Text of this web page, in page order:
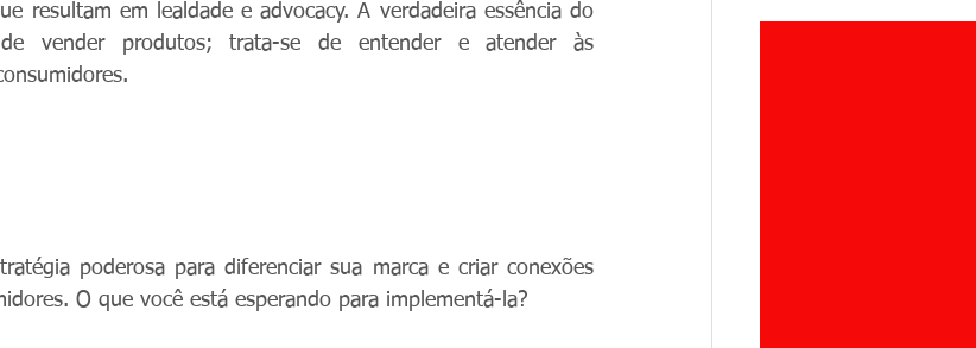
resultam em lealdade e advocacy. A verdadeira essência do
vender produtos; trata-se de entender e atender às
poderosa para diferenciar sua marca e criar conexões
O que você está esperando para implementá-la?